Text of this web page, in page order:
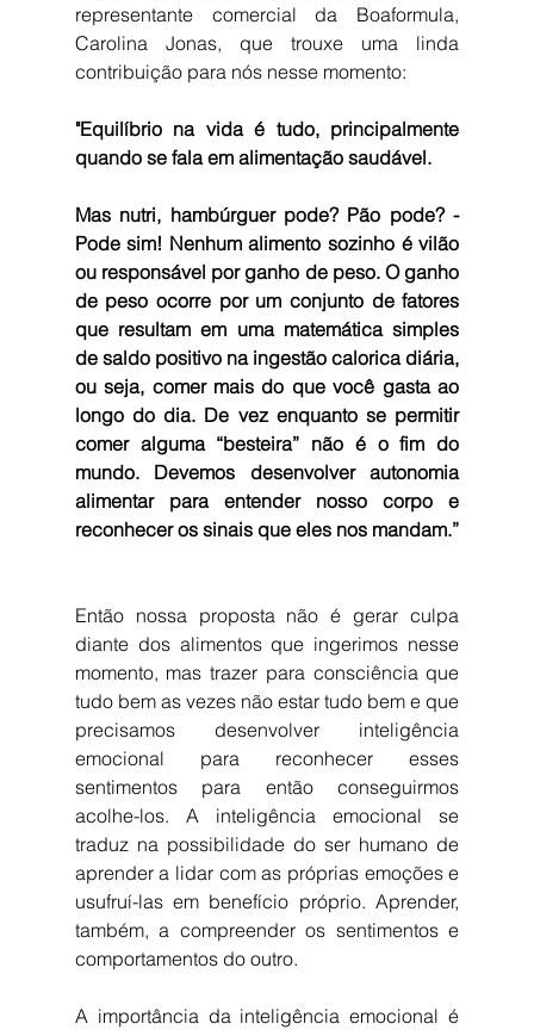
representante comercial da Boaformula,
Carolina Jonas, que trouxe uma linda
contribuição para nós nesse momento:
"Equilíbrio na vida é tudo, principalmente
quando se fala em alimentação saudável.
Mas nutri, hambúrguer pode? Pão pode? -
Pode sim! Nenhum alimento sozinho é vilão
ou responsável por ganho de peso. O ganho
de peso ocorre por um conjunto de fatores
que resultam em uma matemática simples
de saldo positivo na ingestão calorica diária,
ou seja, comer mais do que você gasta ao
longo do dia. De vez enquanto se permitir
comer alguma “besteira” não é o fim do
mundo. Devemos desenvolver autonomia
alimentar para entender nosso corpo e
reconhecer os sinais que eles nos mandam.”
Então nossa proposta não é gerar culpa
diante dos alimentos que ingerimos nesse
momento, mas trazer para consciência que
tudo bem as vezes não estar tudo bem e que
precisamos desenvolver inteligência
emocional para reconhecer esses
sentimentos para então conseguirmos
acolhe-los. A inteligência emocional se
traduz na possibilidade do ser humano de
aprender a lidar com as próprias emoções e
usufruí-las em benefício próprio. Aprender,
também, a compreender os sentimentos e
comportamentos do outro.
A importância da inteligência emocional é